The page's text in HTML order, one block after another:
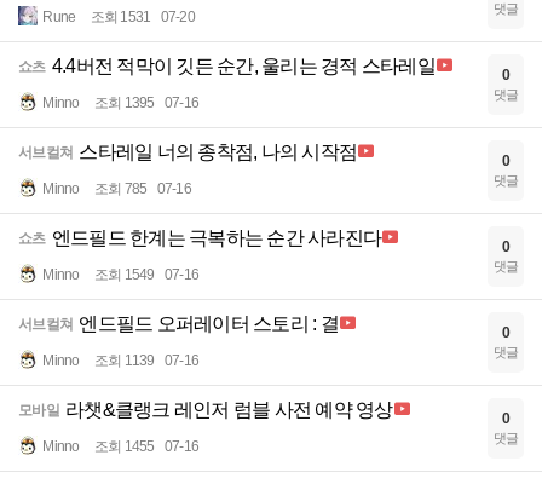
Rune 조회 1531 07-20 댓글
쇼츠 4.4버전 적막이 깃든 순간, 울리는 경적 스타레일
Minno 조회 1395 07-16
0
댓글
서브컬쳐 스타레일 너의 종착점, 나의 시작점
Minno 조회 785 07-16
0
댓글
쇼츠 엔드필드 한계는 극복하는 순간 사라진다
Minno 조회 1549 07-16
0
댓글
서브컬쳐 엔드필드 오퍼레이터 스토리 : 결
Minno 조회 1139 07-16
0
댓글
모바일 라챗&클랭크 레인저 럼블 사전 예약 영상
Minno 조회 1455 07-16
0
댓글